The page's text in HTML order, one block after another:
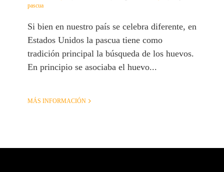
pascua
Si bien en nuestro país se celebra diferente, en
Estados Unidos la pascua tiene como
tradición principal la búsqueda de los huevos.
En principio se asociaba el huevo...
MÁS INFORMACIÓN